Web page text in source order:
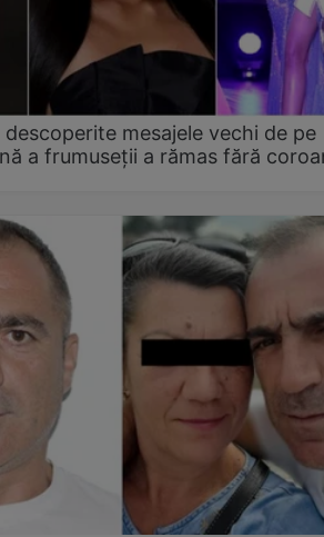
mesajele vechi de pe
a frumuseții a rămas fără